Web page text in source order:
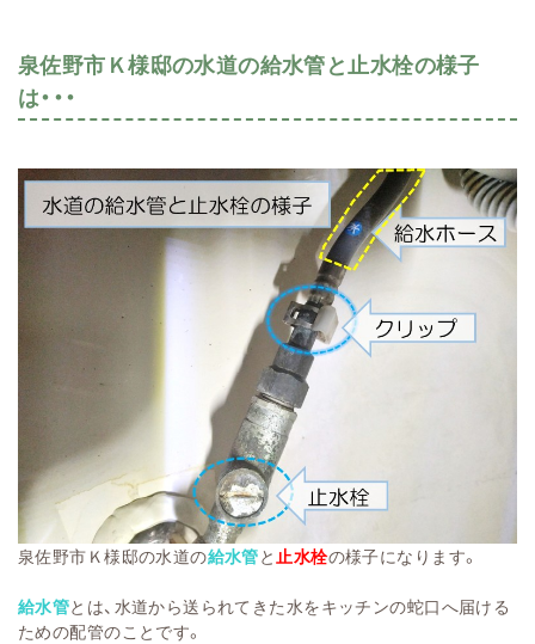
泉佐野市Ｋ様邸の水道の給水管と止水栓の様子
は・・・
泉佐野市Ｋ様邸の水道の給水管と 止水栓の様子になります。
給水管とは、水道から送られてきた水をキッチンの蛇口へ届ける
ための配管のことです。